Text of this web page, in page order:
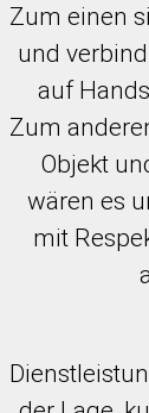
Zum einen
und
auf
Zum
Objekt
wären es
mit